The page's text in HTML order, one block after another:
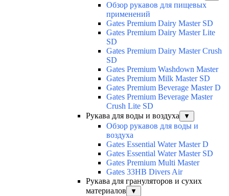
Обзор рукавов для пищевых
применений
Gates Premium Dairy Master SD
Gates Premium Dairy Master Lite
SD
Gates Premium Dairy Master Crush
SD
Gates Premium Washdown Master
Gates Premium Milk Master SD
Gates Premium Beverage Master D
Gates Premium Beverage Master
Crush Lite SD
Рукава для воды и воздуха
▼
Обзор рукавов для воды и
воздуха
Gates Essential Water Master D
Gates Essential Water Master SD
Gates Premium Multi Master
Gates 33HB Divers Air
Рукава для грануляторов и сухих
материалов
▼